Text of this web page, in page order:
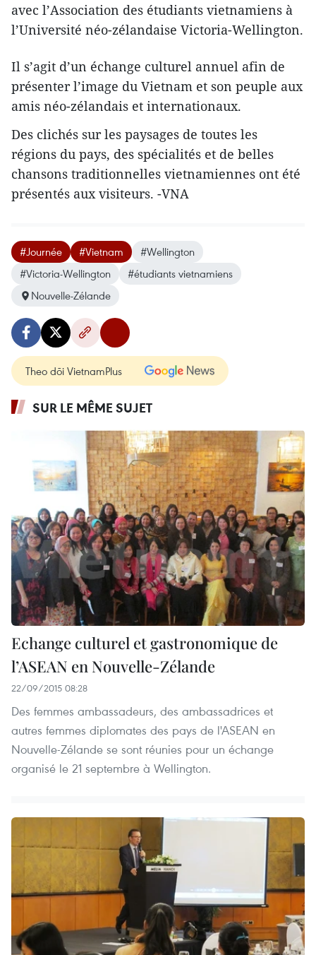
avec l’Association des étudiants vietnamiens à
l’Université néo-zélandaise Victoria-Wellington.
Il s’agit d’un échange culturel annuel afin de
présenter l’image du Vietnam et son peuple aux
amis néo-zélandais et internationaux.
Des clichés sur les paysages de toutes les
régions du pays, des spécialités et de belles
chansons traditionnelles vietnamiennes ont été
présentés aux visiteurs. -VNA
#Journée #Vietnam
#Wellington
#Victoria-Wellington
#étudiants vietnamiens
Nouvelle-Zélande
Theo dõi VietnamPlus
SUR LE MÊME SUJET
Echange culturel et gastronomique de
l’ASEAN en Nouvelle-Zélande
22/09/2015 08:28
Des femmes ambassadeurs, des ambassadrices et
autres femmes diplomates des pays de l'ASEAN en
Nouvelle-Zélande se sont réunies pour un échange
organisé le 21 septembre à Wellington.